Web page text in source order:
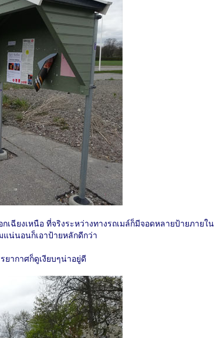
เฉียงเหนือ ที่จริงระหว่างทางรถเมล์ก็มีจอดหลายป้ายภายใน
แน่นอนก็เอาป้ายหลักดีกว่า
ยากาศก็ดูเงียบๆน่าอยู่ดี